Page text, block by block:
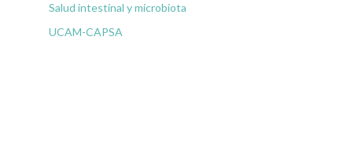
Salud intestinal y microbiota
UCAM-CAPSA